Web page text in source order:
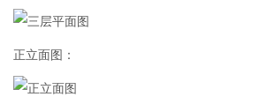
正立面图：